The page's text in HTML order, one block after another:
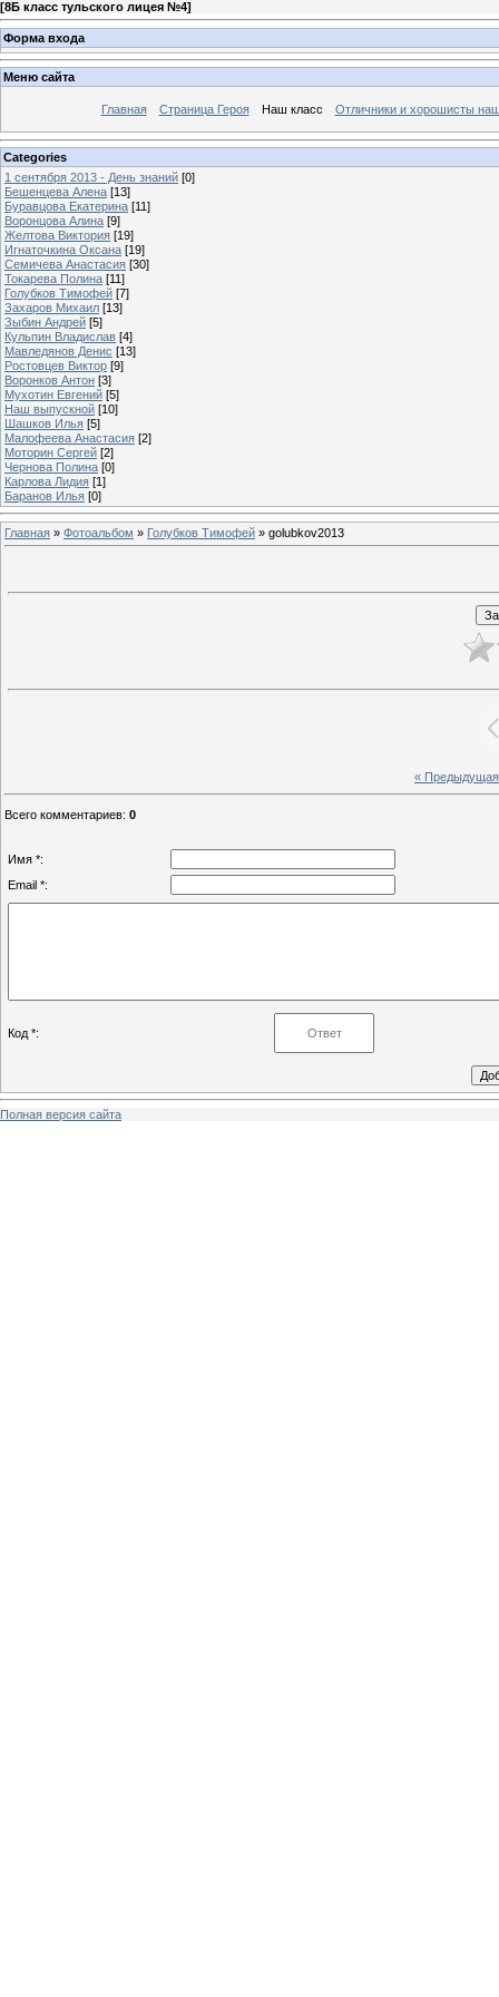
[8Б класс тульского лицея №4]
Форма входа
Меню сайта
Главная Страница Героя Наш класс Отличники и хорошисты
Categories
1 сентября 2013 - День знаний [0]
Бешенцева Алена [13]
Буравцова Екатерина [11]
Воронцова Алина [9]
Желтова Виктория [19]
Игнаточкина Оксана [19]
Семичева Анастасия [30]
Токарева Полина [11]
Голубков Тимофей [7]
Захаров Михаил [13]
Зыбин Андрей [5]
Кульпин Владислав [4]
Мавледянов Денис [13]
Ростовцев Виктор [9]
Воронков Антон [3]
Мухотин Евгений [5]
Наш выпускной [10]
Шашков Илья [5]
Малофеева Анастасия [2]
Моторин Сергей [2]
Чернова Полина [0]
Карлова Лидия [1]
Баранов Илья [0]
Главная » Фотоальбом » Голубков Тимофей » golubkov2013
« Предыдущая
Всего комментариев: 0
Имя *:
Email *:
Код *:
Полная версия сайта